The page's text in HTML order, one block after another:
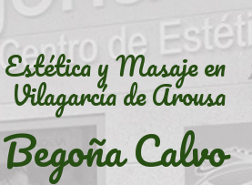
Estética yMasaje en
Vilagarcía de Arousa
Begoña Calvo